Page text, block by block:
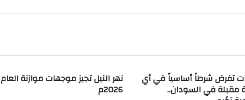
و
»
ا
تفرض شرطاً أساسياً في أي
مقبلة في السودان..
نهر النيل تجيز موجهات موازنة العام
2026م